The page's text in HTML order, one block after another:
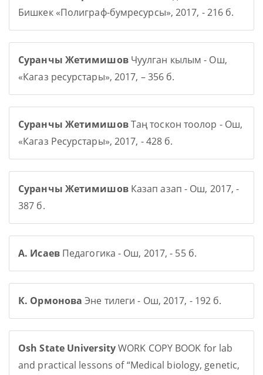
Бишкек «Полиграф-бумресурсы», 2017, - 216 б.
Суранчы ЖетимишовЧуулган кылым - Ош,
«Кагаз ресурстары», 2017, – 356 б.
Суранчы ЖетимишовТаң тоскон тоолор - Ош,
«Кагаз Ресурстары», 2017, - 428 б.
Суранчы ЖетимишовКазап азап - Ош, 2017, -
387 б.
А. ИсаевПедагогика - Ош, 2017, - 55 б.
К. Ормонова Эне тилеги - Ош, 2017, - 192 б.
Osh State UniversityWORK COPY BOOK for lab
and practical lessons of “Medical biology, genetic,